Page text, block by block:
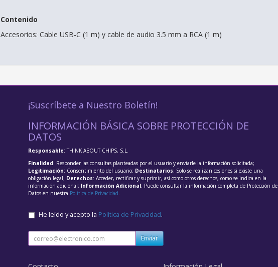
Contenido
Accesorios: Cable USB-C (1 m) y cable de audio 3.5 mm a RCA (1 m)
¡Suscríbete a Nuestro Boletín!
INFORMACIÓN BÁSICA SOBRE PROTECCIÓN DE
DATOS
Responsable: THINK ABOUT CHIPS, S.L.
Finalidad: Responder las consultas planteadas por el usuario y enviarle la información solicitada;
Legitimación: Consentimiento del usuario; Destinatarios: Solo se realizan cesiones si existe una
obligación legal; Derechos: Acceder, rectificar y suprimir, así como otros derechos, como se indica en la
información adicional; Información Adicional: Puede consultar la información completa de Protección de
Datos en nuestra Política de Privacidad.
He leído y acepto la Política de Privacidad.
Enviar